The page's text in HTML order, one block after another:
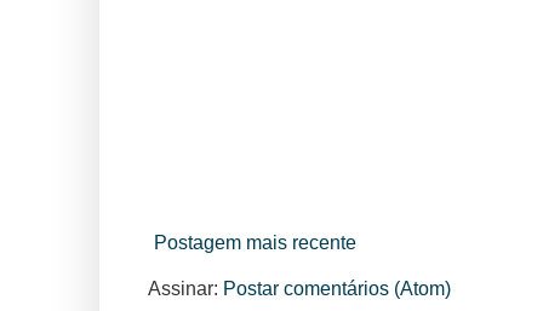
Postagem mais recente
Assinar: Postar comentários (Atom)